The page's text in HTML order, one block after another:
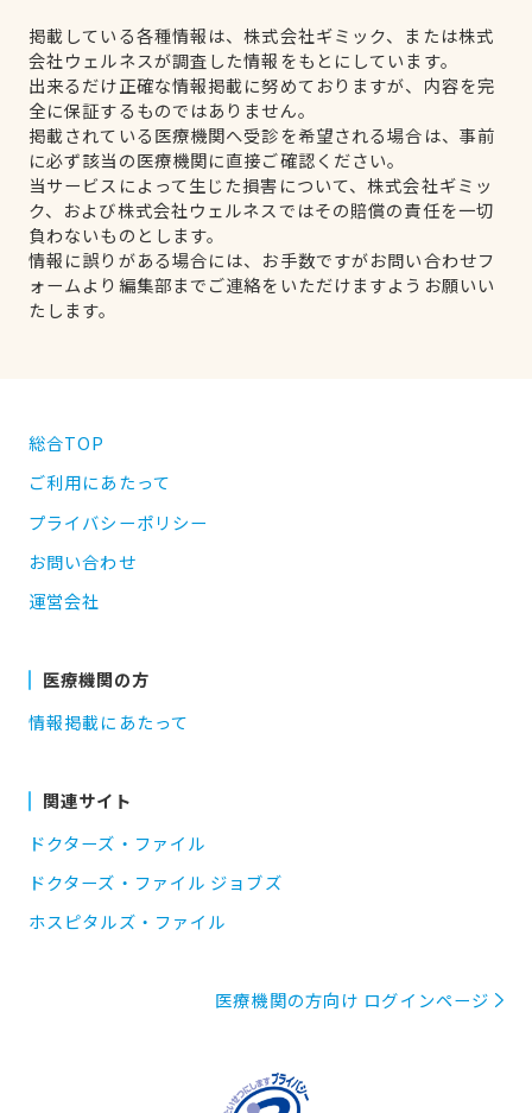
掲載している各種情報は、株式会社ギミック、または株式
会社ウェルネスが調査した情報をもとにしています。
出来るだけ正確な情報掲載に努めておりますが、内容を完
全に保証するものではありません。
掲載されている医療機関へ受診を希望される場合は、事前
に必ず該当の医療機関に直接ご確認ください。
当サービスによって生じた損害について、株式会社ギミッ
ク、および株式会社ウェルネスではその賠償の責任を一切
負わないものとします。
情報に誤りがある場合には、お手数ですがお問い合わせフ
ォームより編集部までご連絡をいただけますようお願いい
たします。
総合TOP
ご利用にあたって
プライバシーポリシー
お問い合わせ
運営会社
医療機関の方
情報掲載にあたって
関連サイト
ドクターズ・ファイル
ドクターズ・ファイル ジョブズ
ホスピタルズ・ファイル
医療機関の方向け ログインページ